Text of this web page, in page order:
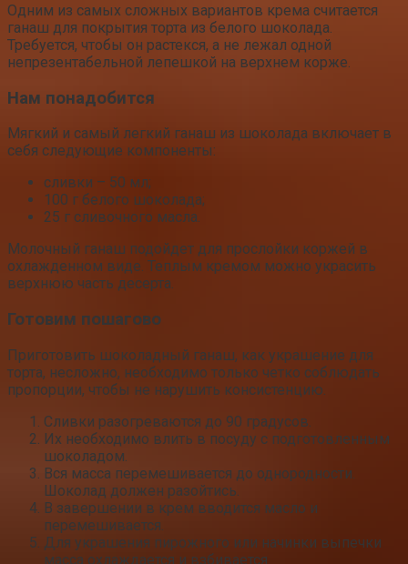
Одним из самых сложных вариантов крема считается
ганаш для покрытия торта из белого шоколада.
Требуется, чтобы он растекся, а не лежал одной
непрезентабельной лепешкой на верхнем корже.
Нам понадобится
Мягкий и самый легкий ганаш из шоколада включает в
себя следующие компоненты:
сливки – 50 мл;
100 г белого шоколада;
25 г сливочного масла.
Молочный ганаш подойдет для прослойки коржей в
охлажденном виде. Теплым кремом можно украсить
верхнюю часть десерта.
Готовим пошагово
Приготовить шоколадный ганаш, как украшение для
торта, несложно, необходимо только четко соблюдать
пропорции, чтобы не нарушить консистенцию.
Сливки разогреваются до 90 градусов.
Их необходимо влить в посуду с подготовленным
шоколадом.
Вся масса перемешивается до однородности.
Шоколад должен разойтись.
В завершении в крем вводится масло и
перемешивается.
Для украшения пирожного или начинки выпечки
масса охлаждается и взбивается.